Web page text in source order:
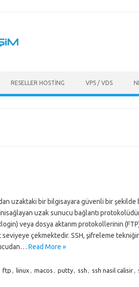
RESELLER HOSTING VPS / VDS
uzaktaki bir bilgisayara güvenli bir
uzak sunucu bağlantı
veya dosya aktarım protokollerinin
çekmektedir. SSH, şifreleme
Read More »
ftp , linux , macos , putty, ssh , ssh nasil calisir,